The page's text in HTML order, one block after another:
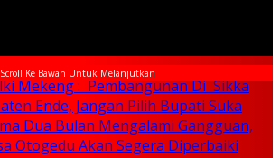
Scroll Ke Bawah Untuk Melanjutkan
Mekeng : Pembangunan Di Sikka
Ende, Jangan Pilih Bupati Suka
Dua Bulan Mengalami Gangguan,
Otogedu Akan Segera Diperbaiki